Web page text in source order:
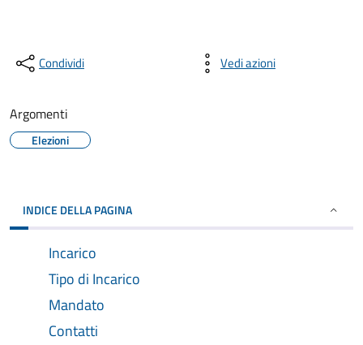
Condividi Vedi azioni
Argomenti
Elezioni
INDICE DELLA PAGINA
Incarico
Tipo di Incarico
Mandato
Contatti